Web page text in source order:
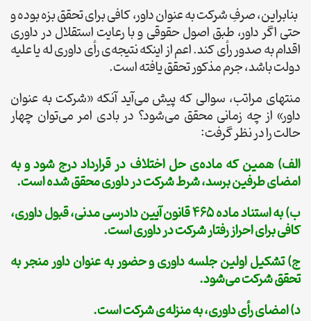
بنابراین، صرفِ شرکت به عنوان داور، کافی برای تحقق بزه بوده و
حتی اگر داور، طبق اصول حقوقی و با رعایت استقلال در داوری
اقدام به صدور رأی کند. اعم از اینکه نتیجه‌ی رأی داوری له یا علیه
دولت باشد، جرم مذکور تحقق یافته است.
منتهای مراتب، سوالی که پیش می‌آید آنکه «شرکت به عنوان
داور» از چه زمانی محقق می‌شود؟ در بادی امر می‌توان چهار
حالت را در نظر گرفت:
الف) همین که ماده‌ی حل اختلاف در قرارداد درج شود و به
امضای طرفین برسد، شرط شرکت در داوری محقق شده است.
ب) به استناد ماده 465 قانون آیین دادرسی مدنی، قبول داوری،
کافی برای احراز رفتار شرکت در داوری است.
ج) تشکیل اولین جلسه داوری و حضور به عنوان داور منجر به
تحقق شرکت می‌شود.
د) امضای رأی داوری، به منزله‌ی شرکت است.